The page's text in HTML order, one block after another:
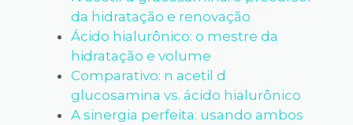
da hidratação e renovação
Ácido hialurônico: o mestre da
hidratação e volume
Comparativo: n acetil d
glucosamina vs. ácido hialurônico
A sinergia perfeita: usando ambos